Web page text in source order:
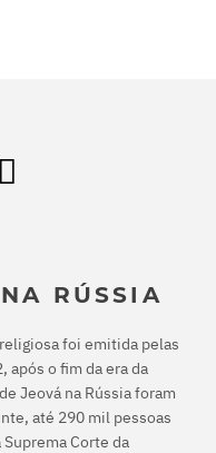
RÚSSIA
foi emitida pelas
após o fim da era da
Jeová na Rússia foram
até 290 mil pessoas
Corte da